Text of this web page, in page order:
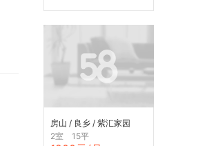
房山 / 良乡 / 紫汇家园
2室 15平